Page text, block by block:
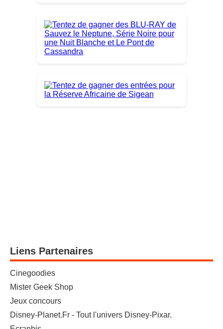
Liens Partenaires
Cinegoodies
Mister Geek Shop
Jeux concours
Disney-Planet.Fr - Tout l'univers Disney-Pixar.